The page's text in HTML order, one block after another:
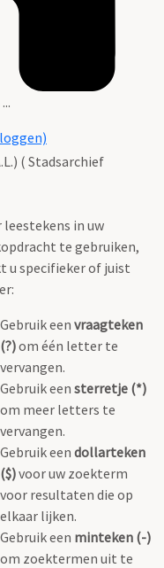
( Stadsarchief
leestekens in uw
te gebruiken,
u specifieker of juist
Gebruik een vraagteken
(?)om één letter te
vervangen.
Gebruik een sterretje (*)
om meer letters te
vervangen.
Gebruik een dollarteken
($)voor uw zoekterm
voor resultaten die op
elkaar lijken.
Gebruik een minteken (-)
om zoektermen uit te